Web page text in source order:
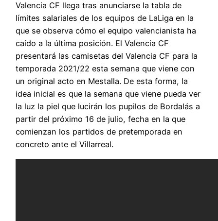
Valencia CF llega tras anunciarse la tabla de
límites salariales de los equipos de LaLiga en la
que se observa cómo el equipo valencianista ha
caído a la última posición. El Valencia CF
presentará las camisetas del Valencia CF para la
temporada 2021/22 esta semana que viene con
un original acto en Mestalla. De esta forma, la
idea inicial es que la semana que viene pueda ver
la luz la piel que lucirán los pupilos de Bordalás a
partir del próximo 16 de julio, fecha en la que
comienzan los partidos de pretemporada en
concreto ante el Villarreal.